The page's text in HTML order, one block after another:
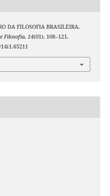
DA FILOSOFIA BRASILEIRA.
Filosofia, 14(01), 108–121.